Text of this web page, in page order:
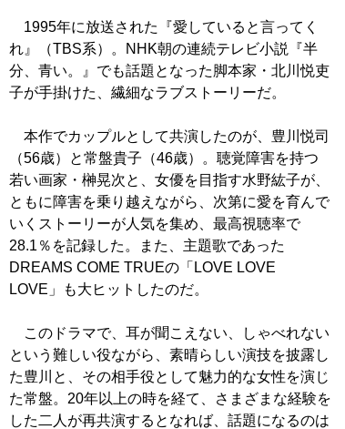
1995年に放送された『愛していると言ってく
れ』（TBS系）。NHK朝の連続テレビ小説『半
分、青い。』でも話題となった脚本家・北川悦吏
子が手掛けた、繊細なラブストーリーだ。
本作でカップルとして共演したのが、豊川悦司
（56歳）と常盤貴子（46歳）。聴覚障害を持つ
若い画家・榊晃次と、女優を目指す水野紘子が、
ともに障害を乗り越えながら、次第に愛を育んで
いくストーリーが人気を集め、最高視聴率で
28.1％を記録した。また、主題歌であった
DREAMS COME TRUEの「LOVE LOVE
LOVE」も大ヒットしたのだ。
このドラマで、耳が聞こえない、しゃべれない
という難しい役ながら、素晴らしい演技を披露し
た豊川と、その相手役として魅力的な女性を演じ
た常盤。20年以上の時を経て、さまざまな経験を
した二人が再共演するとなれば、話題になるのは